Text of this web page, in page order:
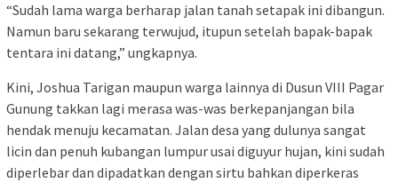
“Sudah lama warga berharap jalan tanah setapak ini dibangun.
Namun baru sekarang terwujud, itupun setelah bapak-bapak
tentara ini datang,” ungkapnya.
Kini, Joshua Tarigan maupun warga lainnya di Dusun VIII Pagar
Gunung takkan lagi merasa was-was berkepanjangan bila
hendak menuju kecamatan. Jalan desa yang dulunya sangat
licin dan penuh kubangan lumpur usai diguyur hujan, kini sudah
diperlebar dan dipadatkan dengan sirtu bahkan diperkeras